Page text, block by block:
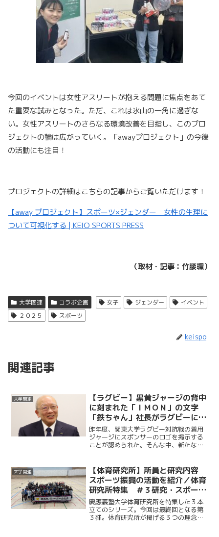
今回のイベントは女性アスリートが抱える問題に焦点をあて
た重要な試みとなった。ただ、これは氷山の一角に過ぎな
い。女性アスリートのさらなる環境改善を目指し、このプロ
ジェクトの輪は広がっていく。「awayプロジェクト」の今後
の活動にも注目！
プロジェクトの詳細はこちらの記事からご覧いただけます！
【away プロジェクト】スポーツ×ジェンダー 女性の生理に
ついて可視化する | KEIO SPORTS PRESS
（取材・記事：竹腰環）
大学関連 コラボ企画 女子 ジェンダー
イベント
２０２５
スポーツ
keispo
関連記事
大学関連
【ラグビー】黒黄ジャージの背中
に刻まれた「ＩＭＯＮ」の文字
「鉄ちゃん」社長がラグビーにの
めり込んだ理由
昨年度、関東大学ラグビー対抗戦の着用
ジャージにスポンサーのロゴを掲示する
ことが認められた。そんな中、新たな歴
あげたのが、株式会社井門エンタープラ
イズだった。今回ケイスポ...
大学関連
【体育研究所】所員と研究内容
スポーツ振興の活動を紹介／体育
研究所特集 ＃３研究・スポーツ
振興編
慶應義塾大学体育研究所を特集した３本
立てのシリーズ。今回は最終回となる第
３弾。体育研究所が掲げる３つの理念の